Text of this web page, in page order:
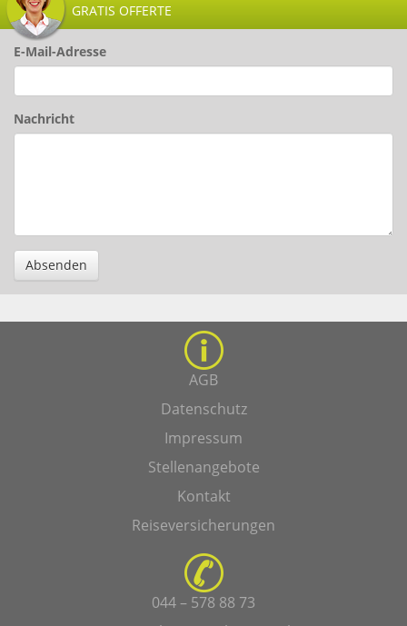
GRATIS OFFERTE
E-Mail-Adresse
Nachricht
Absenden
AGB
Datenschutz
Impressum
Stellenangebote
Kontakt
Reiseversicherungen
044 – 578 88 73